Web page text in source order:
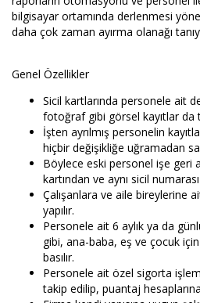
bilgisayar ortamında derlenmesi
daha çok zaman ayırma olanağı
Genel Özellikler
Sicil kartlarında personele ait
fotoğraf gibi görsel kayıtlar da
İşten ayrılmış personelin
hiçbir değişikliğe uğramadan
Böylece eski personel işe geri
kartından ve aynı sicil
Çalışanlara ve aile bireylerine
yapılır.
Personele ait 6 aylık ya da
gibi, ana-baba, eş ve çocuk
basılır.
Personele ait özel sigorta
takip edilip, puantaj hesaplarına